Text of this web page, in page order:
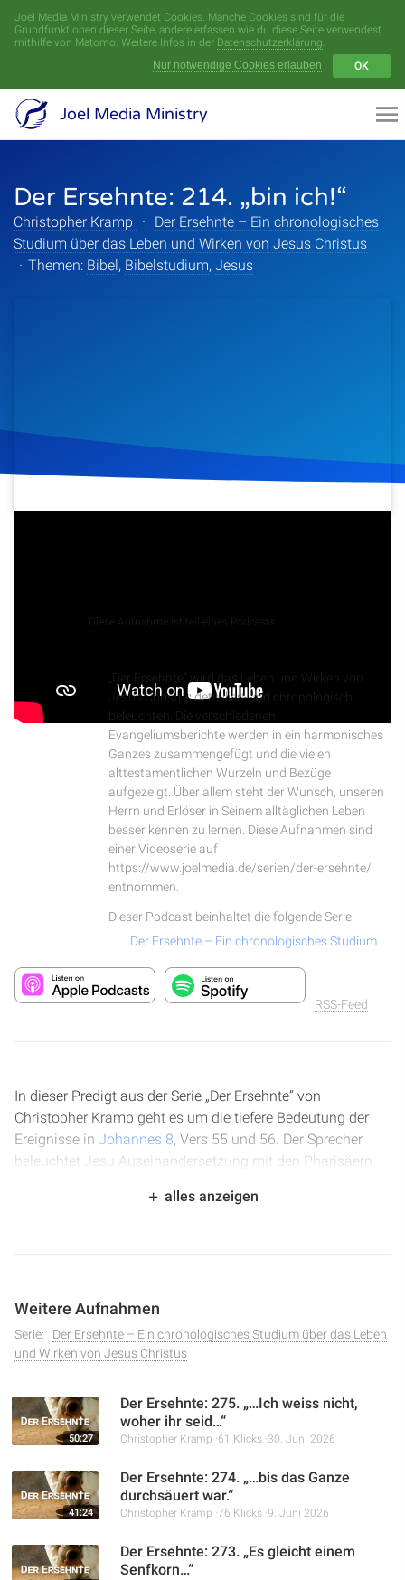
Joel Media Ministry verwendet Cookies. Manche Cookies sind für die
Grundfunktionen dieser Seite, andere erfassen wie du diese Seite verwendest
mithilfe von Matomo. Weitere Infos in der Datenschutzerklärung.
Nur notwendige Cookies erlauben
OK
Joel Media Ministry
Der Ersehnte: 214. „bin ich!“
Christopher Kramp ·
Der Ersehnte – Ein chronologisches
Studium über das Leben und Wirken von Jesus Christus
· Themen: Bibel, Bibelstudium, Jesus
Diese Aufnahme ist teil eines Podcasts
„Der Ersehnte“ wird das Leben und Wirken von
Jesus Christus detailliert und chronologisch
beleuchten. Die verschiedenen
Evangeliumsberichte werden in ein harmonisches
Ganzes zusammengefügt und die vielen
alttestamentlichen Wurzeln und Bezüge
aufgezeigt. Über allem steht der Wunsch, unseren
Herrn und Erlöser in Seinem alltäglichen Leben
besser kennen zu lernen. Diese Aufnahmen sind
einer Videoserie auf
https://www.joelmedia.de/serien/der-ersehnte/
entnommen.
Dieser Podcast beinhaltet die folgende Serie:
RSS-Feed
In dieser Predigt aus der Serie „Der Ersehnte“ von
Christopher Kramp geht es um die tiefere Bedeutung der
Ereignisse in Johannes 8, Vers 55 und 56. Der Sprecher
beleuchtet Jesu Auseinandersetzung mit den Pharisäern
Dies führt zu einer Betrachtung der Geschichte von
erwartet.
alles anzeigen
Weitere Aufnahmen
Serie:
Der Ersehnte – Ein chronologisches Studium über das Leben
und Wirken von Jesus Christus
50:27
Der Ersehnte: 275. „…Ich weiss nicht,
woher ihr seid…“
Christopher Kramp 61 Klicks 30. Juni 2026
41:24
Der Ersehnte: 274. „…bis das Ganze
durchsäuert war.“
Christopher Kramp 76 Klicks 9. Juni 2026
Der Ersehnte: 273. „Es gleicht einem
Senfkorn…“
Menü
Videoarchiv
Serien
Sprecher
Spenden